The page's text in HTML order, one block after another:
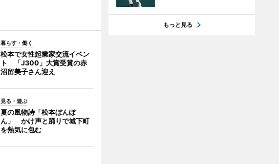
暮らす・働く
松本で女性起業家交流イベン
ト 「J300」大賞受賞の赤
沼留美子さん迎え
見る・遊ぶ
夏の風物詩「松本ぼんぼ
ん」 かけ声と踊りで城下町
を熱気に包む
もっと見る